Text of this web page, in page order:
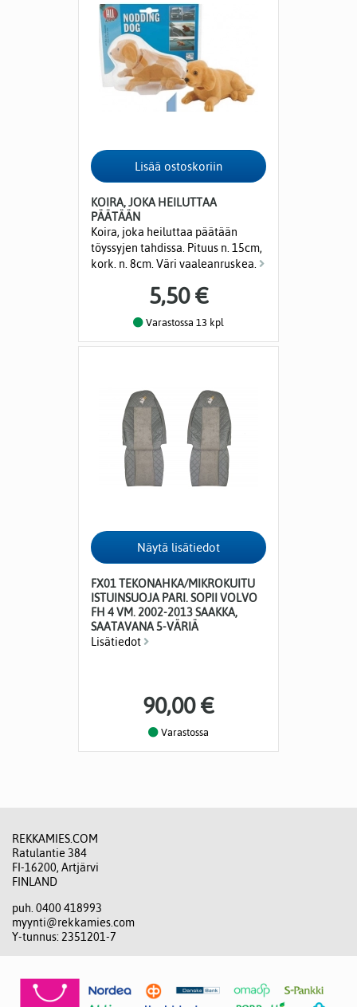
KOIRA, JOKA HEILUTTAA
PÄÄTÄÄN
Koira, joka heiluttaa päätään
töyssyjen tahdissa. Pituus n. 15cm,
kork. n. 8cm. Väri vaaleanruskea.
5,50 €
Varastossa 13 kpl
FX01 TEKONAHKA/MIKROKUITU
ISTUINSUOJA PARI. SOPII VOLVO
FH 4 VM. 2002-2013 SAAKKA,
SAATAVANA 5-VÄRIÄ
Lisätiedot
90,00 €
Varastossa
REKKAMIES.COM
Ratulantie 384
FI-16200, Artjärvi
FINLAND
puh. 0400 418993
myynti@rekkamies.com
Y-tunnus: 2351201-7